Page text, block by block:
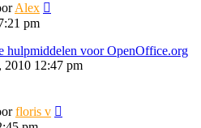
Alex
pm
hulpmiddelen voor OpenOffice.org
2010 12:47 pm
floris v